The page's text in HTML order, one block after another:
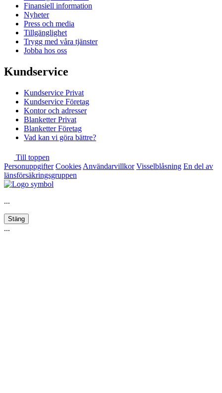
Finansiell information
Nyheter
Press och media
Tillgänglighet
Trygg med våra tjänster
Jobba hos oss
Kundservice
Kundservice Privat
Kundservice Företag
Kontor och adresser
Blanketter Privat
Blanketter Företag
Vad kan vi göra bättre?
Till toppen
Personuppgifter Cookies Användarvillkor Visselblåsning En del av
länsförsäkringsgruppen
...
Stäng
...